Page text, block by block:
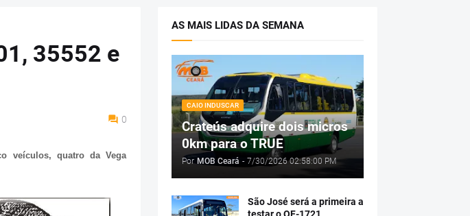
35552 e
0
veículos, quatro da Vega
AS MAIS LIDAS DA SEMANA
CAIO INDUSCAR
Crateús adquire dois micros
0km para o TRUE
Por MOB Ceará - 7/30/2026 02:58:00 PM
São José será a primeira a